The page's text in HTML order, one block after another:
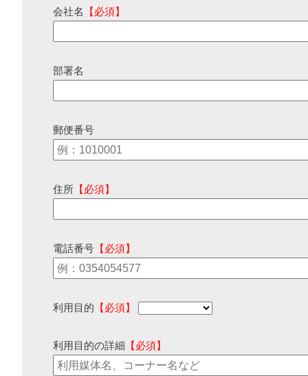
会社名 【必須】
部署名
郵便番号
住所 【必須】
電話番号 【必須】
利用目的 【必須】
利用目的の詳細 【必須】